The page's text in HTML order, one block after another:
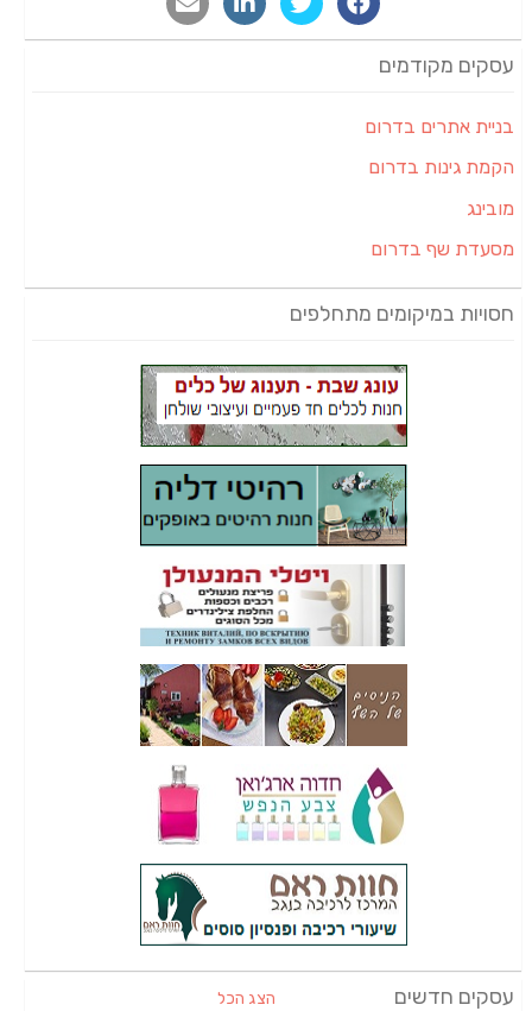
עסקים מקודמים
בניית אתרים בדרום
הקמת גינות בדרום
מובינג
מסעדת שף בדרום
חסויות במיקומים מתחלפים
עסקים חדשים הצג הכל